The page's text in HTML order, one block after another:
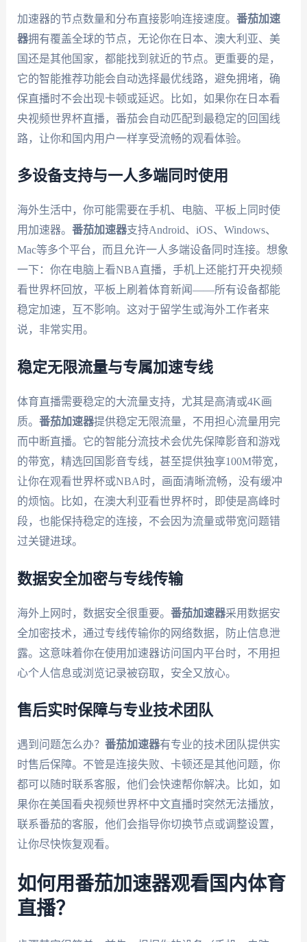
加速器的节点数量和分布直接影响连接速度。 番茄加速
器拥有覆盖全球的节点，无论你在日本、澳大利亚、美
国还是其他国家，都能找到就近的节点。更重要的是，
它的智能推荐功能会自动选择最优线路，避免拥堵，确
保直播时不会出现卡顿或延迟。比如，如果你在日本看
央视频世界杯直播，番茄会自动匹配到最稳定的回国线
路，让你和国内用户一样享受流畅的观看体验。
多设备支持与一人多端同时使用
海外生活中，你可能需要在手机、电脑、平板上同时使
用加速器。 番茄加速器支持Android、iOS、Windows、
Mac等多个平台，而且允许一人多端设备同时连接。想象
一下：你在电脑上看NBA直播，手机上还能打开央视频
看世界杯回放，平板上刷着体育新闻——所有设备都能
稳定加速，互不影响。这对于留学生或海外工作者来
说，非常实用。
稳定无限流量与专属加速专线
体育直播需要稳定的大流量支持，尤其是高清或4K画
质。 番茄加速器提供稳定无限流量，不用担心流量用完
而中断直播。它的智能分流技术会优先保障影音和游戏
的带宽，精选回国影音专线，甚至提供独享100M带宽，
让你在观看世界杯或NBA时，画面清晰流畅，没有缓冲
的烦恼。比如，在澳大利亚看世界杯时，即使是高峰时
段，也能保持稳定的连接，不会因为流量或带宽问题错
过关键进球。
数据安全加密与专线传输
海外上网时，数据安全很重要。 番茄加速器采用数据安
全加密技术，通过专线传输你的网络数据，防止信息泄
露。这意味着你在使用加速器访问国内平台时，不用担
心个人信息或浏览记录被窃取，安全又放心。
售后实时保障与专业技术团队
遇到问题怎么办？ 番茄加速器有专业的技术团队提供实
时售后保障。不管是连接失败、卡顿还是其他问题，你
都可以随时联系客服，他们会快速帮你解决。比如，如
果你在美国看央视频世界杯中文直播时突然无法播放，
联系番茄的客服，他们会指导你切换节点或调整设置，
让你尽快恢复观看。
如何用番茄加速器观看国内体育
直播？